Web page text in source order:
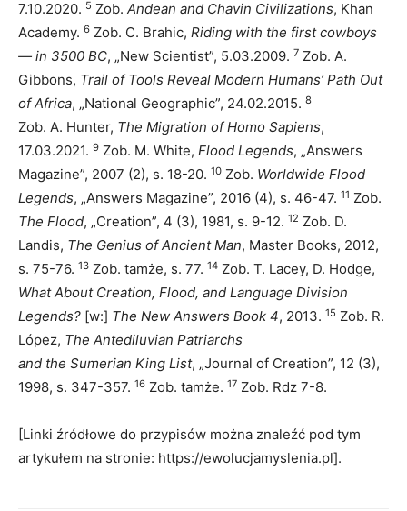
7.10.2020. 5 Zob. Andean and Chavin Civilizations, Khan
Academy. 6 Zob. C. Brahic, Riding with the first cowboys
— in 3500 BC, „New Scientist”, 5.03.2009. 7 Zob. A.
Gibbons, Trail of Tools Reveal Modern Humans’ Path Out
of Africa, „National Geographic”, 24.02.2015. 8
Zob. A. Hunter, The Migration of Homo Sapiens,
17.03.2021. 9 Zob. M. White, Flood Legends, „Answers
Magazine”, 2007 (2), s. 18-20. 10 Zob. Worldwide Flood
Legends, „Answers Magazine”, 2016 (4), s. 46-47. 11 Zob.
The Flood, „Creation”, 4 (3), 1981, s. 9-12. 12 Zob. D.
Landis, The Genius of Ancient Man, Master Books, 2012,
s. 75-76. 13 Zob. tamże, s. 77. 14 Zob. T. Lacey, D. Hodge,
What About Creation, Flood, and Language Division
Legends? [w:] The New Answers Book 4, 2013. 15 Zob. R.
López, The Antediluvian Patriarchs
and the Sumerian King List, „Journal of Creation”, 12 (3),
1998, s. 347-357. 16 Zob. tamże. 17 Zob. Rdz 7-8.
[Linki źródłowe do przypisów można znaleźć pod tym
artykułem na stronie: https://ewolucjamyslenia.pl].